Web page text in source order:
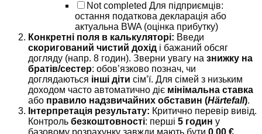
Not completed Для підприємців:
остання податкова декларація або
актуальна BWA (оцінка прибутку)
Конкретні поля в калькуляторі: Введи
скоригований чистий дохід і бажаний обсяг
догляду (напр. 8 годин). Зверни увагу на знижку на
братів/сестер: обов’язково познач, чи
доглядаються інші діти сім’ї. Для сімей з низьким
доходом часто автоматично діє мінімальна ставка
або правило надзвичайних обставин (Härtefall).
Інтерпретація результату: Критично перевір вивід.
Контроль безкоштовності: перші 5 годин у